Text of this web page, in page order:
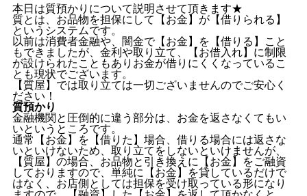
本日は質預かりについて説明させて頂きます★
質とは、お品物を担保にして【お金】が【借りられる】
というシステムです。
以前は消費者金融や、闇金で【お金】を【借りる】こと
もできましたが、金利や取り立て、【お借入れ】に制限
が設けられたこともありお金が借りにくくなっているこ
とも現状でございます。
【質屋】では取り立ては一切ございませんのでご安心く
ださい！
質預かり
金融機関と圧倒的に違う部分は、お金を返さなくてもい
いというところです。
通常【お金】を【借りた】場合、借りる場合には返さな
いといけないため、取り立てをしないといけませんが、
【質屋】の場合、お品物と引き換えに【お金】をご融資
しておりますので、単純に【お金】を貸しているだけで
はなく、お店側としては担保を受け取っている形になり